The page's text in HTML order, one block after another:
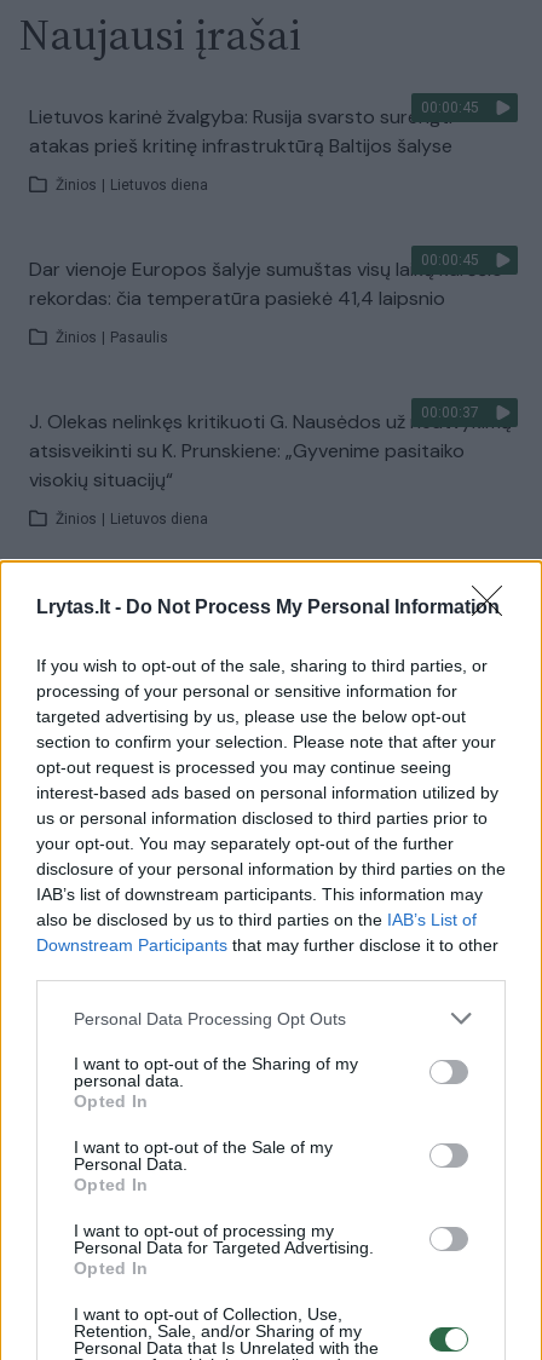
Lrytas.lt - Do Not Process My Personal Information
If you wish to opt-out of the sale, sharing to third parties, or
processing of your personal or sensitive information for
targeted advertising by us, please use the below opt-out
section to confirm your selection. Please note that after your
opt-out request is processed you may continue seeing
interest-based ads based on personal information utilized by
us or personal information disclosed to third parties prior to
your opt-out. You may separately opt-out of the further
disclosure of your personal information by third parties on the
IAB’s list of downstream participants. This information may
also be disclosed by us to third parties on the IAB’s List of
Downstream Participants that may further disclose it to other
Personal Data Processing Opt Outs
I want to opt-out of the Sharing of my
personal data.
Opted In
I want to opt-out of the Sale of my
Personal Data.
Opted In
I want to opt-out of processing my
Personal Data for Targeted Advertising.
Opted In
I want to opt-out of Collection, Use,
Retention, Sale, and/or Sharing of my
Personal Data that Is Unrelated with the
Naujausi įrašai
00:00:45
Lietuvos karinė žvalgyba: Rusija svarsto surengti
atakas prieš kritinę infrastruktūrą Baltijos šalyse
Žinios Lietuvos diena
00:00:45
Dar vienoje Europos šalyje sumuštas visų laikų karščio
rekordas: čia temperatūra pasiekė 41,4 laipsnio
Žinios Pasaulis
00:00:37
J. Olekas nelinkęs kritikuoti G. Nausėdos už neatvykimą
atsisveikinti su K. Prunskiene: „Gyvenime pasitaiko
visokių situacijų“
Žinios Lietuvos diena
L. Kontrimas, A. Lašas, A. Lyberytė: ko nesupranta
Laidos | Lietuva tiesiogiai
Visi įrašai
Žiūrimiausi įrašai
00:00:49
Pateikė daugiau detalių apie iš tėvų paimtus šešis
vaikus: jiems kilusi grėsmė
Žinios | Lietuvos diena
Vaizdai iš tragiškos avarijos Vilniaus r.: dviejų moterų ir
vaiko gyvybių išgelbėti nepavyko
Žinios | Lietuvos diena
00:00:59
Nufilmavo, kaip patvino Vilniaus Vakarinis aplinkkelis:
Žinios | Lietuvos diena